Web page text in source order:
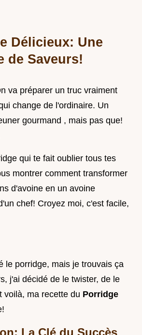
Délicieux: Une
de Saveurs!
va préparer un truc vraiment
change de l'ordinaire. Un
gourmand , mais pas que!
qui te fait oublier tous tes
montrer comment transformer
d'avoine en un avoine
chef! Croyez moi, c'est facile,
le porridge, mais je trouvais ça
j'ai décidé de le twister, de le
voilà, ma recette du Porridge
La Clé du Succès